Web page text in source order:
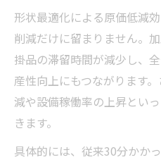
形状最適化による原価低減
削減だけに留まりません。
掛品の滞留時間が減少し、
産性向上にもつながります
減や設備稼働率の上昇とい
きます。
具体的には、従来30分かか